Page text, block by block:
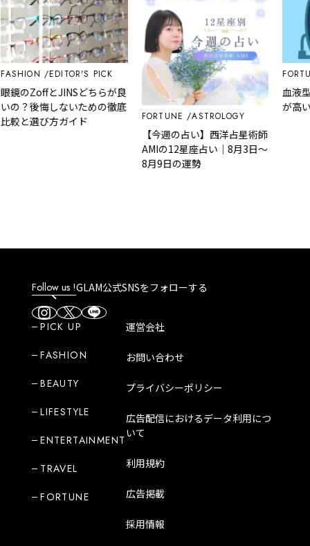
EDITOR'S PICK
ZoffとJINSどちらが良
後悔しないための徹底
選び方ガイド
FORTUNE ASTROLOGY
【今週の占い】西洋占星術師
AMIの12星座占い｜8月3日～
8月9日の運勢
FORTUNE
血液型
が高いラ
Follow us !GLAM公式SNSをフォローする
PICK UP
FASHION
BEAUTY
LIFESTYLE
ENTERTAINMENT
TRAVEL
FORTUNE
運営会社
お問い合わせ
プライバシーポリシー
広告配信におけるデータ利用につ
いて
利用規約
広告掲載
採用情報